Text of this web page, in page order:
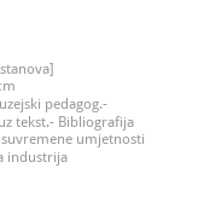
pedagog.-
tekst.- Bibliografija
suvremene umjetnosti
industrija